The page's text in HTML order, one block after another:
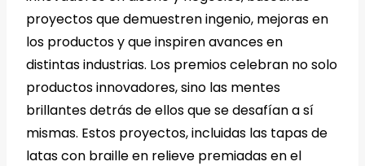
proyectos que demuestren ingenio, mejoras en
los productos y que inspiren avances en
distintas industrias. Los premios celebran no solo
productos innovadores, sino las mentes
brillantes detrás de ellos que se desafían a sí
mismas. Estos proyectos, incluidas las tapas de
latas con braille en relieve premiadas en el